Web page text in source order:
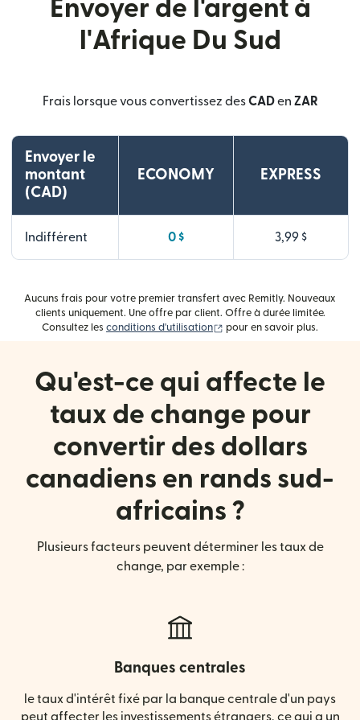
Envoyer de l'argent à
l'Afrique Du Sud
Frais lorsque vous convertissez desCADen ZAR
Envoyer le
montant
(CAD)
ECONOMY EXPRESS
Indifférent 0 $ 3,99 $
Aucuns frais pour votre premier transfert avec Remitly. Nouveaux
clients uniquement. Une offre par client. Offre à durée limitée.
Consultez les conditions d'utilisation (s'ouvre dans une nouvelle
pour en savoir plus.
Qu'est-ce qui affecte le
taux de change pour
convertir des dollars
canadiens en rands sud-
africains ?
Plusieurs facteurs peuvent déterminer les taux de
change, par exemple :
Banques centrales
le taux d'intérêt fixé par la banque centrale d'un pays
peut affecter les investissements étrangers, ce qui a un